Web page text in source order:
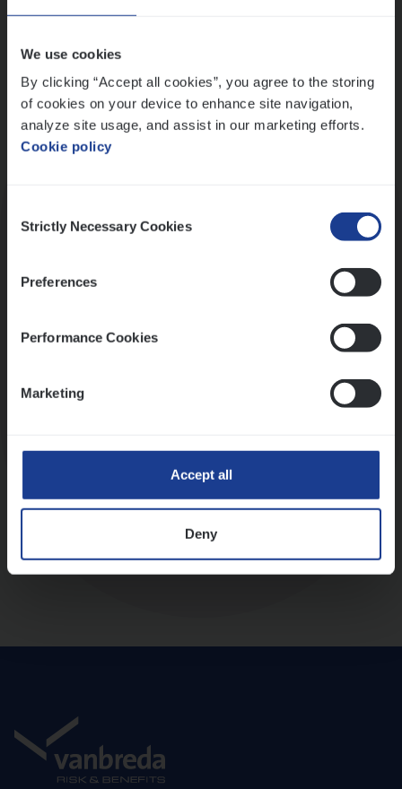
We use cookies
By clicking “Accept all cookies”, you agree to the storing
of cookies on your device to enhance site navigation,
analyze site usage, and assist in our marketing efforts.
Cookie policy
Selection
Strictly Necessary Cookies
Preferences
Performance Cookies
Marketing
Accept all
Deny